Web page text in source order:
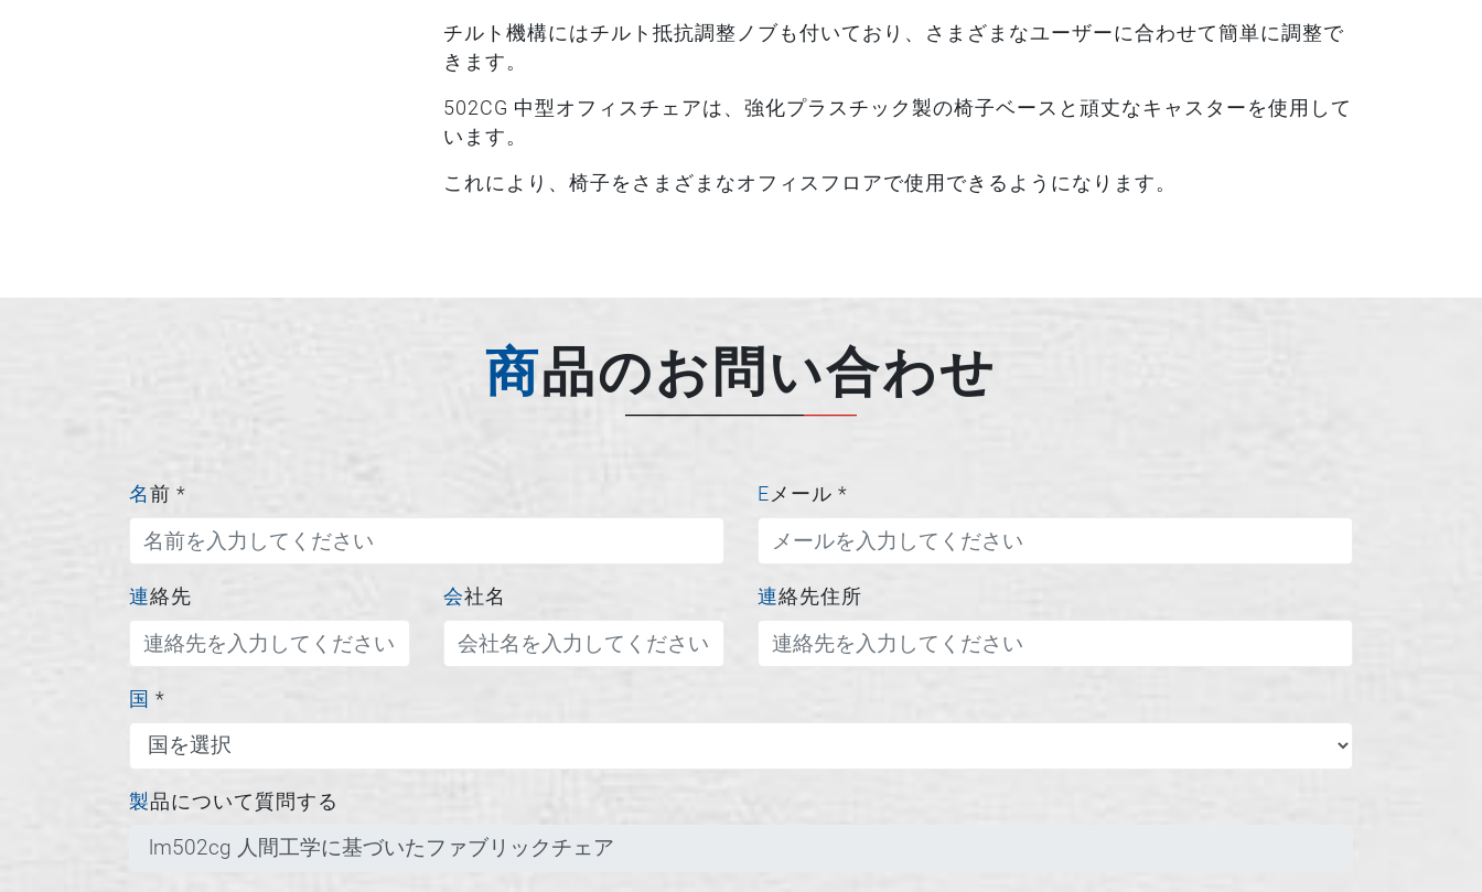
チルト機構にはチルト抵抗調整ノブも付いており、さまざまなユーザーに合わせて簡単に調整で
きます。
502CG 中型オフィスチェアは、強化プラスチック製の椅子ベースと頑丈なキャスターを使用して
います。
これにより、椅子をさまざまなオフィスフロアで使用できるようになります。
商品のお問い合わせ
名前 * Eメール *
連絡先 会社名 連絡先住所
*
製品について質問する